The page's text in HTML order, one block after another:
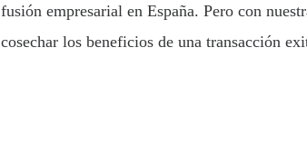
fusión empresarial en España. Pero con
cosechar los beneficios de una transacción